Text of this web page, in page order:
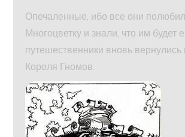
Опечаленные, ибо все они
Многоцветку и знали, что им будет
путешественники вновь
Короля Гномов.